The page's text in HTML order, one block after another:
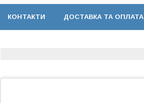
КОНТАКТИ ДОСТАВКА ТА ОПЛАТА